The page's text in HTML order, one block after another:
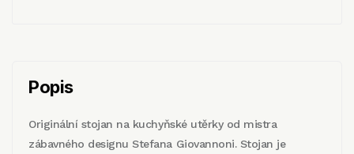
Popis
Originální stojan na kuchyňské utěrky od mistra
zábavného designu Stefana Giovannoni. Stojan je